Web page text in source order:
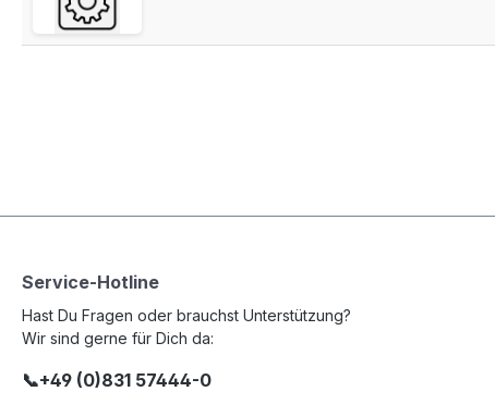
Service-Hotline
Hast Du Fragen oder brauchst Unterstützung?
Wir sind gerne für Dich da:
📞+49 (0)831 57444-0